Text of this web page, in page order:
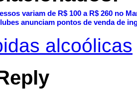
variam de R$ 100 a R$ 260 no
anunciam pontos de venda de
alcoólicas